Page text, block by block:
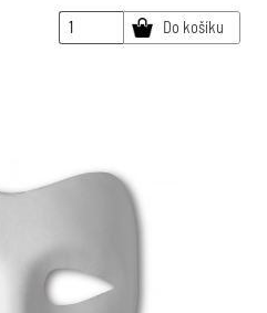
Do košíku